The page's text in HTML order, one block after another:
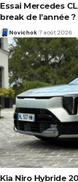
Essai Mercedes
break de l’année ?
Novichok 7 août 2026
Kia Niro Hybride